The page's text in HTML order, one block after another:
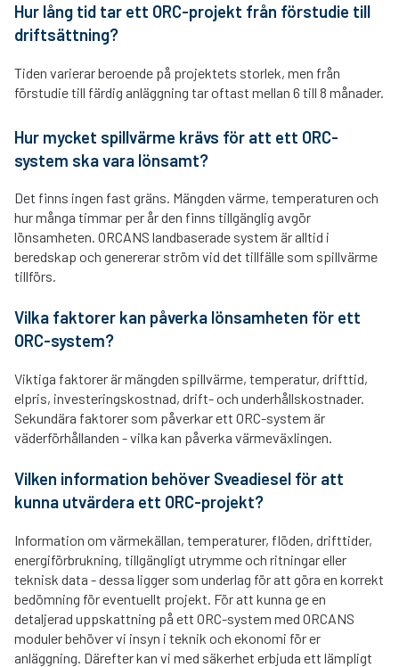
Hur lång tid tar ett ORC-projekt från förstudie till
driftsättning?
Tiden varierar beroende på projektets storlek, men från
förstudie till färdig anläggning tar oftast mellan 6 till 8 månader.
Hur mycket spillvärme krävs för att ett ORC-
system ska vara lönsamt?
Det finns ingen fast gräns. Mängden värme, temperaturen och
hur många timmar per år den finns tillgänglig avgör
lönsamheten. ORCANS landbaserade system är alltid i
beredskap och genererar ström vid det tillfälle som spillvärme
tillförs.
Vilka faktorer kan påverka lönsamheten för ett
ORC-system?
Viktiga faktorer är mängden spillvärme, temperatur, drifttid,
elpris, investeringskostnad, drift- och underhållskostnader.
Sekundära faktorer som påverkar ett ORC-system är
väderförhållanden - vilka kan påverka värmeväxlingen.
Vilken information behöver Sveadiesel för att
kunna utvärdera ett ORC-projekt?
Information om värmekällan, temperaturer, flöden, drifttider,
energiförbrukning, tillgängligt utrymme och ritningar eller
teknisk data - dessa ligger som underlag för att göra en korrekt
bedömning för eventuellt projekt. För att kunna ge en
detaljerad uppskattning på ett ORC-system med ORCANS
moduler behöver vi insyn i teknik och ekonomi för er
anläggning. Därefter kan vi med säkerhet erbjuda ett lämpligt